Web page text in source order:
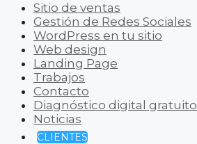
Sitio de ventas
Gestión de Redes Sociales
WordPress en tu sitio
Web design
Landing Page
Trabajos
Contacto
Diagnóstico digital gratuito
Noticias
CLIENTES